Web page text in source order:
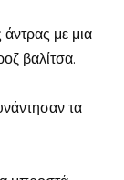
με μια
βαλίτσα.
τα